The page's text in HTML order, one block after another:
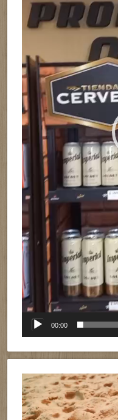
00:00
Reproductor
de
vídeo